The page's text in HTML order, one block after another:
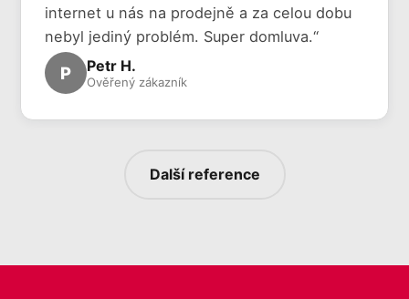
internet u nás na prodejně a za celou dobu
nebyl jediný problém. Super domluva.“
P Petr H.
Ověřený zákazník
Další reference